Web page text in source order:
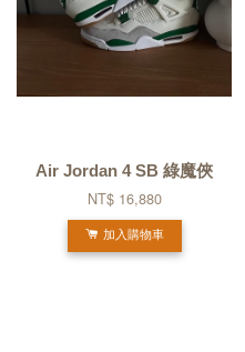
Air Jordan 4 SB 綠魔俠
NT$ 16,880
加入購物車